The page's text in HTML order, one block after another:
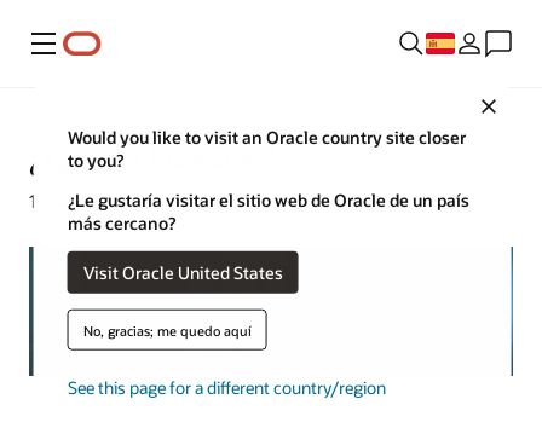
Menú
Would you like to visit an Oracle country site closer
to you?
¿Le gustaría visitar el sitio web de Oracle de un país
más cercano?
Visit Oracle United States
No, gracias; me quedo aquí
See this page for a different country/region
¿Qué es DevOps?
10 de diciembre de 2021